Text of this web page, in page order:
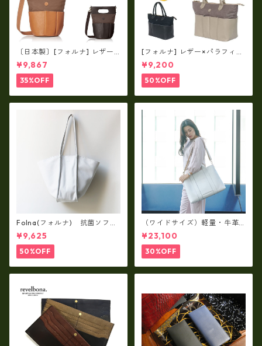
〔日本製〕[フォルナ] レザー×
パラフィン筒型2way シュリン
クレザー×79Aパラフィン fo
-259630
¥9,867
35%OFF
[フォルナ] レザー×パラフィン
筒型2way シュリンクレザー×
79Aパラフィン トートL fo-2
59632
¥9,200
50%OFF
Folna(フォルナ) 抗菌ソフト
スムースレザー トートバッグ
¥9,625
50%OFF
（ワイドサイズ）軽量・牛革
製品・2WAYヌメ革トートバッ
グ（A3サイズ/日本製）(高収
納）ir-02G
¥23,100
30%OFF